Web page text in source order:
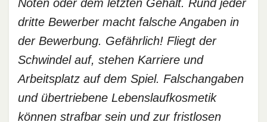
Noten oder dem letzten Gehalt. Rund jeder
dritte Bewerber macht falsche Angaben in
der Bewerbung. Gefährlich! Fliegt der
Schwindel auf, stehen Karriere und
Arbeitsplatz auf dem Spiel. Falschangaben
und übertriebene Lebenslaufkosmetik
können strafbar sein und zur fristlosen